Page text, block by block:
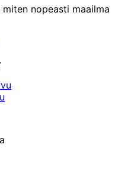
nopeasti maailma